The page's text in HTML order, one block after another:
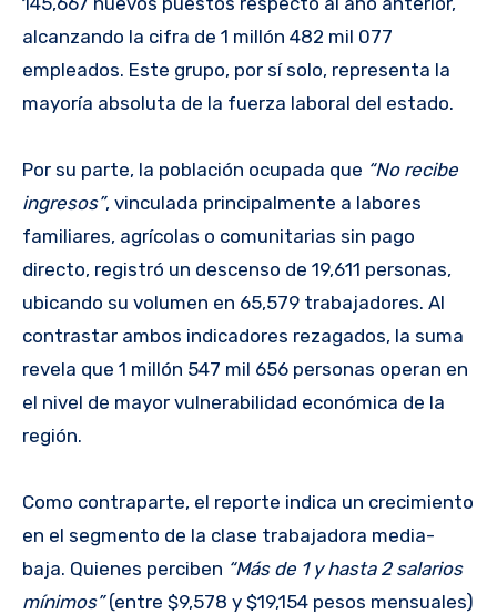
alcanzando la cifra de 1 millón 482 mil 077
empleados. Este grupo, por sí solo, representa la
mayoría absoluta de la fuerza laboral del estado.
Por su parte, la población ocupada que “No recibe
ingresos”, vinculada principalmente a labores
familiares, agrícolas o comunitarias sin pago
directo, registró un descenso de 19,611 personas,
ubicando su volumen en 65,579 trabajadores. Al
contrastar ambos indicadores rezagados, la suma
revela que 1 millón 547 mil 656 personas operan en
el nivel de mayor vulnerabilidad económica de la
región.
Como contraparte, el reporte indica un crecimiento
en el segmento de la clase trabajadora media-
baja. Quienes perciben “Más de 1 y hasta 2 salarios
mínimos”(entre $9,578 y $19,154 pesos mensuales)